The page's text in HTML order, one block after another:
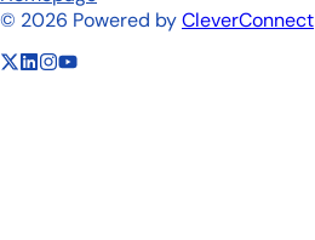
© 2026 Powered byCleverConnect